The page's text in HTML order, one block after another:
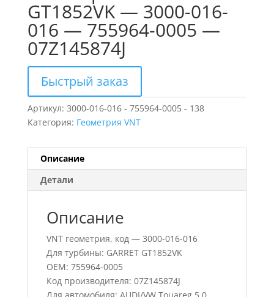
GT1852VK — 3000-016-
016 — 755964-0005 —
07Z145874J
Быстрый заказ
Артикул: 3000-016-016 - 755964-0005 - 138
Категория: Геометрия VNT
Описание
Детали
Описание
VNT геометрия, код — 3000-016-016
Для турбины: GARRET GT1852VK
OEM: 755964-0005
Код производителя: 07Z145874J